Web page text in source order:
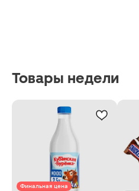
Товары недели
Финальная цена